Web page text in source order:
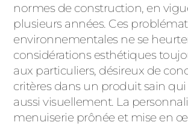
normes de construction, en
plusieurs années. Ces
environnementales ne se
considérations esthétiques
aux particuliers, désireux de
critères dans un produit sain
aussi visuellement. La
menuiserie prônée et mise en